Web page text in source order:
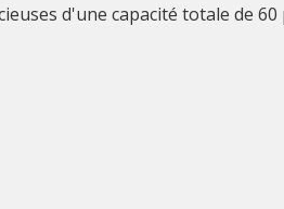
d'une capacité totale de 60